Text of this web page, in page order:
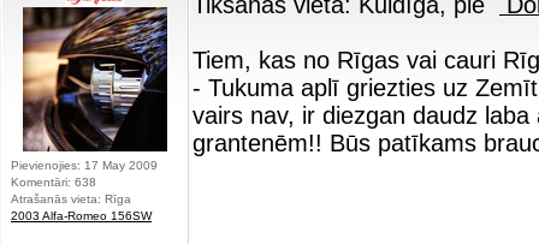
Pievienojies: 17 May 2009
Komentāri: 638
Atrašanās vieta: Rīga
2003 Alfa-Romeo 156SW
Tiem, kas no Rīgas vai cauri
- Tukuma aplī griezties uz
vairs nav, ir diezgan daudz
grantenēm!! Būs patīkams